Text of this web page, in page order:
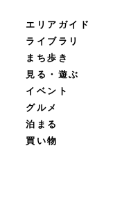
エリアガイド
ライブラリ
まち歩き
見る・遊ぶ
イベント
グルメ
泊まる
買い物